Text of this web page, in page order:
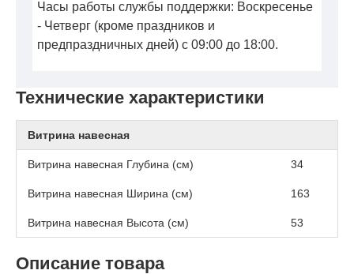
Технические характеристики
Витрина навесная
Витрина навесная Глубина (см) 34
Витрина навесная Ширина (см) 163
Витрина навесная Высота (см) 53
Описание товара
Часы работы службы поддержки: Воскресенье
- Четверг (кроме праздников и
предпраздничных дней) с 09:00 до 18:00.